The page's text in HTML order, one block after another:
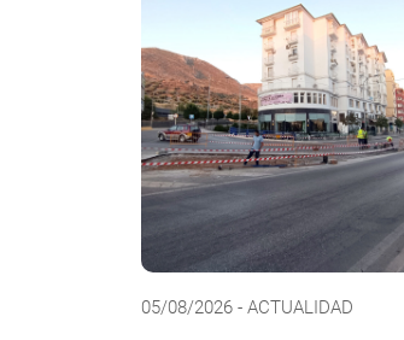
05/08/2026 - ACTUALIDAD